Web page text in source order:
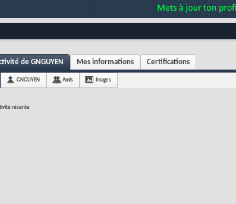
de GNGUYEN Mes informations Certifications
GNGUYEN Amis Images
récente